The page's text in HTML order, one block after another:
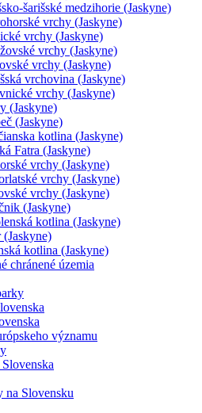
šarišské medzihorie (Jaskyne)
vrchy (Jaskyne)
vrchy (Jaskyne)
vrchy (Jaskyne)
vrchy (Jaskyne)
vrchovina (Jaskyne)
vrchy (Jaskyne)
(Jaskyne)
(Jaskyne)
kotlina (Jaskyne)
Fatra (Jaskyne)
vrchy (Jaskyne)
vrchy (Jaskyne)
vrchy (Jaskyne)
(Jaskyne)
kotlina (Jaskyne)
(Jaskyne)
kotlina (Jaskyne)
chránené územia
významu
na Slovensku